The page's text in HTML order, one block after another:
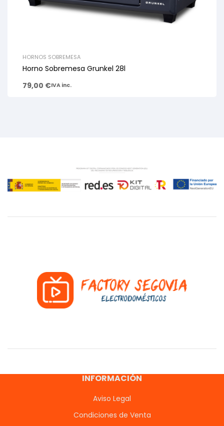
HORNOS SOBREMESA
Horno Sobremesa Grunkel 28l
79,00 €IVA inc.
INFORMACIÓN
Aviso Legal
Condiciones de Venta